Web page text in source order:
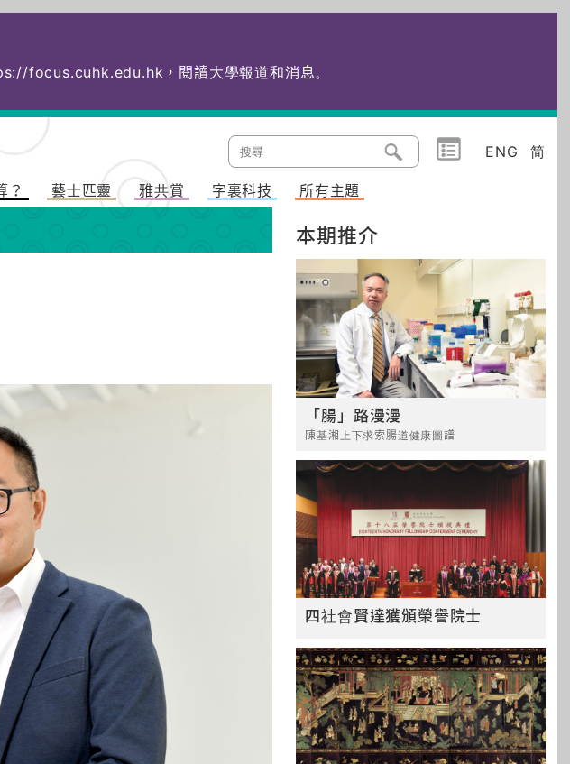
focus.cuhk.edu.hk，閱讀大學報道和消息。
ENG 简
？ 藝士匹靈 雅共賞 字裏科技 所有主題
本期推介
「腸」路漫漫
陳基湘上下求索腸道健康圖譜
四社會賢達獲頒榮譽院士